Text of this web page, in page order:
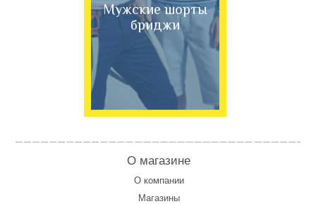
Мужские шорты
бриджи
О магазине
О компании
Магазины